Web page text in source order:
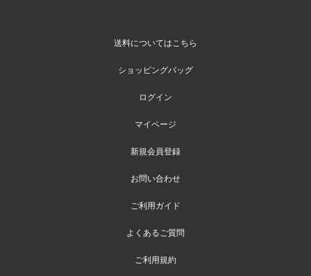
送料についてはこちら
ショッピングバッグ
ログイン
マイページ
新規会員登録
お問い合わせ
ご利用ガイド
よくあるご質問
ご利用規約